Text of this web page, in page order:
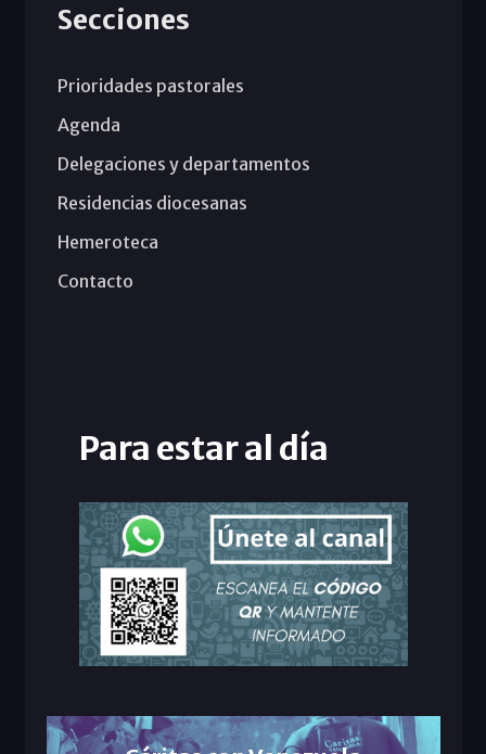
Secciones
Prioridades pastorales
Agenda
Delegaciones y departamentos
Residencias diocesanas
Hemeroteca
Contacto
Para estar al día